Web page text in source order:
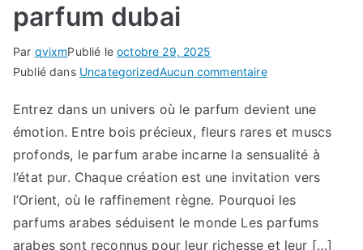
parfum dubai
Par qvixmPublié leoctobre 29, 2025
Publié dans UncategorizedAucun commentairesur
les
secrets
du
parfum
dubai
Entrez dans un univers où le parfum devient une
émotion. Entre bois précieux, fleurs rares et muscs
profonds, le parfum arabe incarne la sensualité à
l’état pur. Chaque création est une invitation vers
l’Orient, où le raffinement règne. Pourquoi les
parfums arabes séduisent le monde Les parfums
arabes sont reconnus pour leur richesse et leur […]